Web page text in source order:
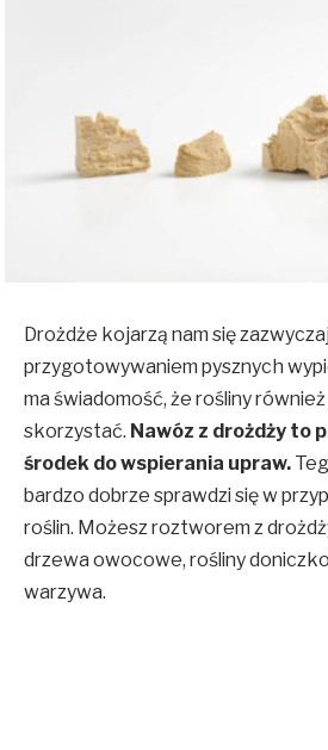
Drożdże kojarzą nam się
przygotowywaniem pysznych
ma świadomość, że rośliny
skorzystać. Nawóz z drożdży to
środek do wspierania upraw.
bardzo dobrze sprawdzi się w
roślin. Możesz roztworem z
drzewa owocowe, rośliny
warzywa.